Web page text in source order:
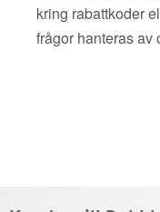
kring rabattkoder
frågor hanteras av